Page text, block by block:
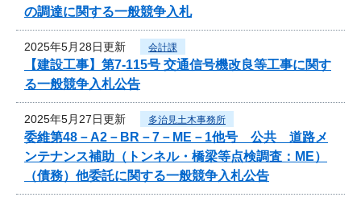
の調達に関する一般競争入札
2025年5月28日更新 会計課
【建設工事】第7-115号 交通信号機改良等工事に関す
る一般競争入札公告
2025年5月27日更新 多治見土木事務所
委維第48－A2－BR－7－ME－1他号 公共 道路メ
ンテナンス補助（トンネル・橋梁等点検調査：ME）
（債務）他委託に関する一般競争入札公告